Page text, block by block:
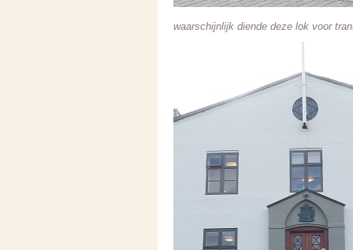
waarschijnlijk diende deze lok voor